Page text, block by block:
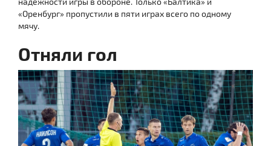
«Оренбург» пропустили в пяти играх всего по одному
мячу.
Отняли гол